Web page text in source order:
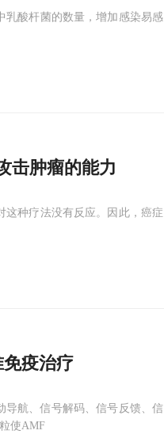
乳酸杆菌的数量，增加感染易感
击肿瘤的能力
这种疗法没有反应。因此，癌症
疫治疗
导航、信号解码、信号反馈、信
使AMF